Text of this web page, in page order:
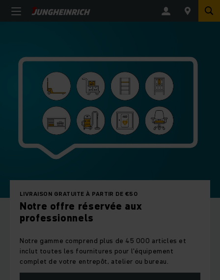
LIVRAISON GRATUITE À PARTIR DE €50
Notre offre réservée aux
professionnels
Notre gamme comprend plus de 45 000 articles et
inclut toutes les fournitures pour l'équipement
complet de votre entrepôt, atelier ou bureau.